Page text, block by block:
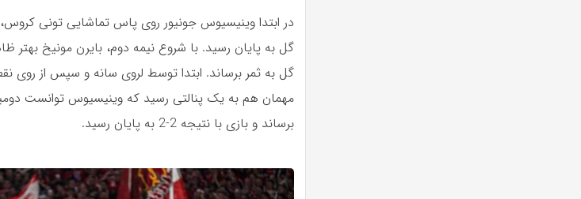
در ابتدا وینیسیوس جونیور روی پاس تماشایی تونی
گل به ثمر برساند. ابتدا توسط لروی سانه و سپس از روی
مهمان هم به یک پنالتی رسید که وینیسیوس توانست
برساند و بازی با نتیجه 2-2 به پایان رسید.